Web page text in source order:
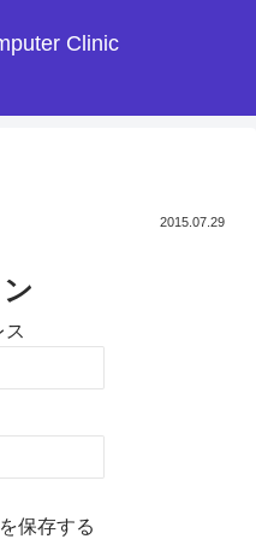
Clinic
2015.07.29
ス
保存する